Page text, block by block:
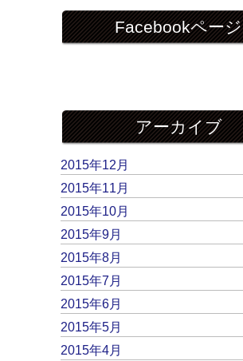
Facebookページ
アーカイブ
2015年12月
2015年11月
2015年10月
2015年9月
2015年8月
2015年7月
2015年6月
2015年5月
2015年4月